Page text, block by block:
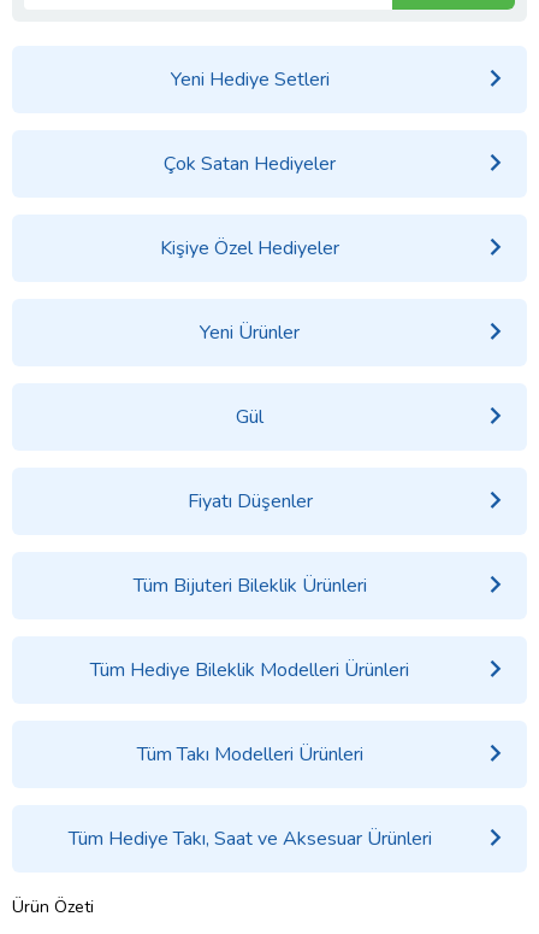
Yeni Hediye Setleri
Çok Satan Hediyeler
Kişiye Özel Hediyeler
Yeni Ürünler
Gül
Fiyatı Düşenler
Tüm Bijuteri Bileklik Ürünleri
Tüm Hediye Bileklik Modelleri Ürünleri
Tüm Takı Modelleri Ürünleri
Tüm Hediye Takı, Saat ve Aksesuar Ürünleri
Ürün Özeti